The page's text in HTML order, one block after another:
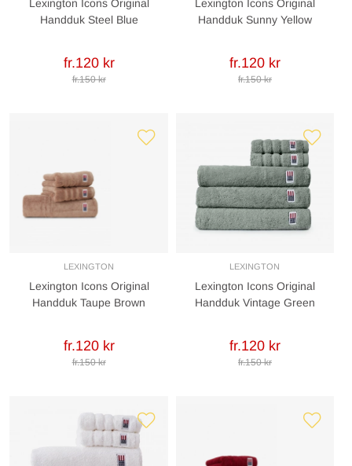
Lexington Icons Original
Handduk Steel Blue
fr.120 kr
fr.150 kr
Lexington Icons Original
Handduk Sunny Yellow
fr.120 kr
fr.150 kr
LEXINGTON
Lexington Icons Original
Handduk Taupe Brown
fr.120 kr
fr.150 kr
LEXINGTON
Lexington Icons Original
Handduk Vintage Green
fr.120 kr
fr.150 kr